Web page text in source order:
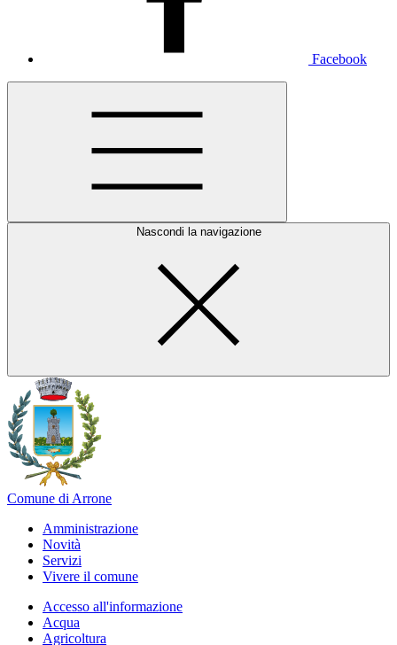
Facebook
Nascondi la navigazione
Comune di Arrone
Amministrazione
Novità
Servizi
Vivere il comune
Accesso all'informazione
Acqua
Agricoltura